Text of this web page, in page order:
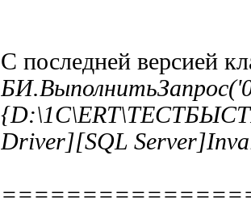
С последней версией
Driver][SQL